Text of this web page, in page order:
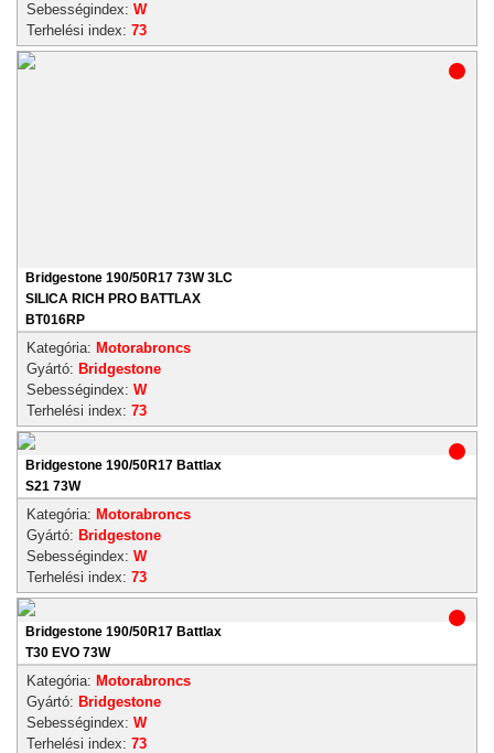
Sebességindex: W
Terhelési index: 73
Bridgestone 190/50R17 73W 3LC
SILICA RICH PRO BATTLAX
BT016RP
Kategória: Motorabroncs
Gyártó: Bridgestone
Sebességindex: W
Terhelési index: 73
Bridgestone 190/50R17 Battlax
S21 73W
Kategória: Motorabroncs
Gyártó: Bridgestone
Sebességindex: W
Terhelési index: 73
Bridgestone 190/50R17 Battlax
T30 EVO 73W
Kategória: Motorabroncs
Gyártó: Bridgestone
Sebességindex: W
Terhelési index: 73